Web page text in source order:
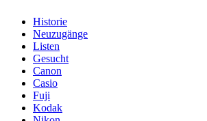
Historie
Neuzugänge
Listen
Gesucht
Canon
Casio
Fuji
Kodak